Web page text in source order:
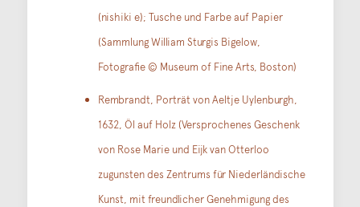
(nishiki e); Tusche und Farbe auf Papier
(Sammlung William Sturgis Bigelow,
Fotografie © Museum of Fine Arts, Boston)
Rembrandt, Porträt von Aeltje Uylenburgh,
1632, Öl auf Holz (Versprochenes Geschenk
von Rose Marie und Eijk van Otterloo
zugunsten des Zentrums für Niederländische
Kunst, mit freundlicher Genehmigung des